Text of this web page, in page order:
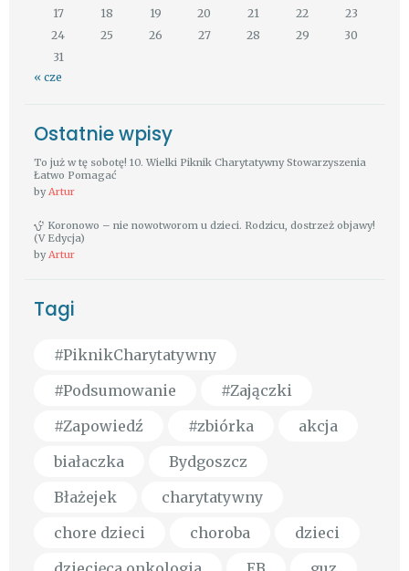
17
18 19 20 21 22
23
24
25 26 27 28 29
30
31
« cze
Ostatnie wpisy
To już w tę sobotę! 10. Wielki Piknik Charytatywny Stowarzyszenia
Łatwo Pomagać
by Artur
Koronowo – nie nowotworom u dzieci. Rodzicu, dostrzeż objawy!
(V Edycja)
byArtur
Tagi
#PiknikCharytatywny
#Podsumowanie
#Zajączki
#Zapowiedź
#zbiórka
akcja
białaczka
Bydgoszcz
Błażejek
charytatywny
chore dzieci
choroba
dzieci